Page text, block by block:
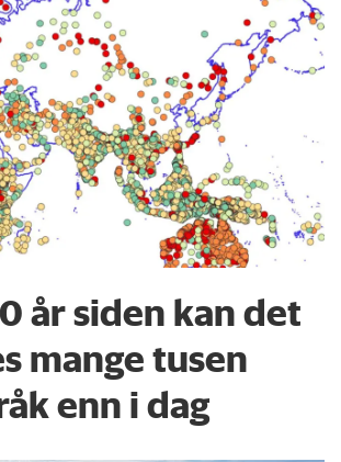
år siden kan det
mange tusen
enn i dag